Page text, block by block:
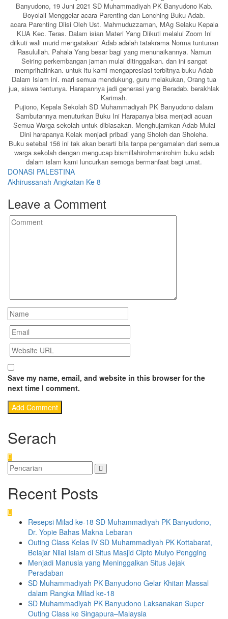
Banyudono, 19 Juni 2021 SD Muhammadiyah PK Banyudono Kab.
Boyolali Menggelar acara Parenting dan Lonching Buku Adab.
acara Parenting Diisi Oleh Ust. Mahmuduzzaman, MAg Selaku Kepala
KUA Kec. Teras. Dalam isian Materi Yang Diikuti melalui Zoom Ini
diikuti wali murid mengatakan” Adab adalah tatakrama Norma tuntunan
Rasulullah. Pahala Yang besar bagi yang menunaikannya. Namun
Seiring perkembangan jaman mulai ditinggalkan. dan ini sangat
memprihatinkan. untuk itu kami mengapresiasi terbitnya buku Adab
Dalam Islam ini. mari semua mendukung, guru melakukan, Orang tua
jua, siswa tentunya. Harapannya jadi generasi yang Beradab. berakhlak
Karimah.
Pujiono, Kepala Sekolah SD Muhammadiyah PK Banyudono dalam
Sambutannya menuturkan Buku Ini Harapanya bisa menjadi acuan
Semua Warga sekolah untuk dibiasakan. Menghujamkan Adab Mulai
Dini harapanya Kelak menjadi pribadi yang Sholeh dan Sholeha.
Buku setebal 156 ini tak akan berarti bila tanpa pengamalan dari semua
warga sekolah dengan mengucap bismillahirohmanirohim buku adab
dalam islam kami luncurkan semoga bermanfaat bagi umat.
Post
navigation
DONASI PALESTINA
Akhirussanah Angkatan Ke 8
Leave a Comment
Save my name, email, and website in this browser for the
next time I comment.
Serach
Recent Posts
Resepsi Milad ke-18 SD Muhammadiyah PK Banyudono,
Dr. Yopie Bahas Makna Lebaran
Outing Class Kelas IV SD Muhammadiyah PK Kottabarat,
Belajar Nilai Islam di Situs Masjid Cipto Mulyo Pengging
Menjadi Manusia yang Meninggalkan Situs Jejak
Peradaban
SD Muhammadiyah PK Banyudono Gelar Khitan Massal
dalam Rangka Milad ke-18
SD Muhammadiyah PK Banyudono Laksanakan Super
Outing Class ke Singapura–Malaysia